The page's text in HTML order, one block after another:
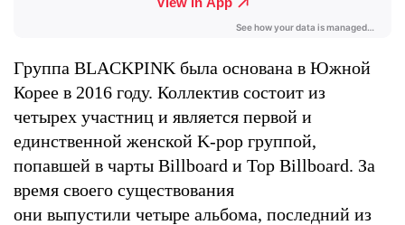
Группа BLACKPINK была основана в Южной
Корее в 2016 году. Коллектив состоит из
четырех участниц и является первой и
единственной женской K-pop группой,
попавшей в чарты Billboard и Top Billboard. За
время своего существования
они выпустили четыре альбома, последний из